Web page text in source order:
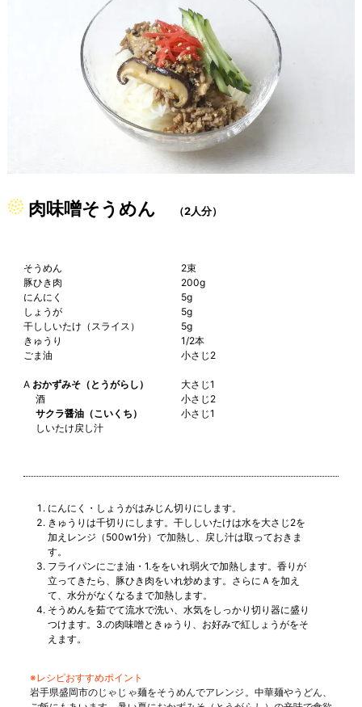
肉味噌そうめん （2人分）
そうめん
2束
豚ひき肉
200g
にんにく
5g
しょうが
5g
干ししいたけ（スライス）
5g
きゅうり
1/2本
ごま油
小さじ2
A おかずみそ（とうがらし）
大さじ1
酒
小さじ2
サクラ醤油（こいくち）
小さじ1
しいたけ戻し汁
にんにく・しょうがはみじん切りにします。
きゅうりは千切りにします。干ししいたけは水を大さじ2を
加えレンジ（500w1分）で加熱し、戻し汁は取っておきま
す。
フライパンにごま油・1.ををいれ弱火で加熱します。香りが
立ってきたら、豚ひき肉をいれ炒めます。さらにＡを加え
て、水分がなくなるまで加熱します。
そうめんを茹でて流水で洗い、水気をしっかり切り器に盛り
つけます。3.の肉味噌ときゅうり、お好みで紅しょうがをそ
えます。
※レシピおすすめポイント
岩手県盛岡市のじゃじゃ麺をそうめんでアレンジ。中華麺やうどん、